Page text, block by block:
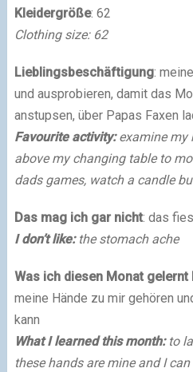
Kleidergröße: 62
Clothing size: 62
Lieblingsbeschäftigung:
und ausprobieren, damit das
anstupsen, über Papas Faxen
Favourite activity:examine my
above my changing table to
dads games, watch a candle
Das mag ich gar nicht: das
I don’t like:the stomach ache
Was ich diesen Monat gelernt
meine Hände zu mir gehören
kann
What I learned this month:to
these hands are mine and I